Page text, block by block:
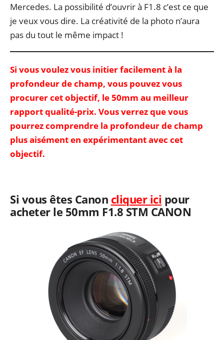
Mercedes. La possibilité d’ouvrir à F1.8 c’est ce que
je veux vous dire. La créativité de la photo n’aura
pas du tout le même impact !
Si vous voulez vous initier facilement à la
profondeur de champ, vous pouvez vous
procurer cet objectif, le 50mm au meilleur
rapport qualité-prix. Vous verrez que vous
pourrez comprendre la profondeur de champ
plus aisément en expérimentant avec cet
objectif.
Si vous êtes Canon cliquer ici pour
acheter le 50mm F1.8 STM CANON